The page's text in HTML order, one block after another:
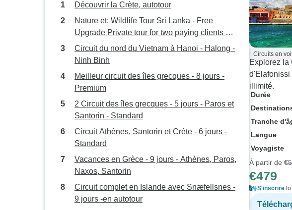
Découvrir la Crète, autotour
Nature et; Wildlife Tour Sri Lanka - Free
Upgrade Private tour for two paying clients or
more available
Circuit du nord du Vietnam à Hanoi - Halong -
Ninh Binh
Meilleur circuit des îles grecques - 8 jours -
Premium
2 Circuit des îles grecques - 5 jours - Paros et
Santorin - Standard
Circuit Athènes, Santorin et Crète - 6 jours -
Standard
Vacances en Grèce - 9 jours - Athènes, Paros,
Naxos, Santorin
Circuit complet en Islande avec Snæfellsnes -
9 jours -en autotour
Circuits en
Explorez la
d'Elafonissi
illimité.
Durée
Tranche
Langue
Voyagiste
À partir de
€479
S'inscrire